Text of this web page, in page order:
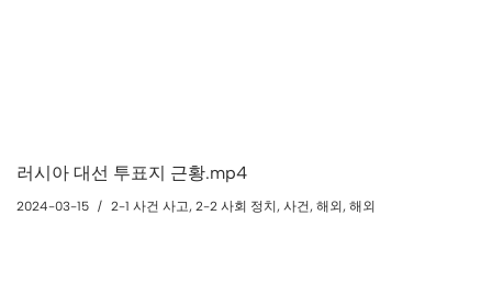
러시아 대선 투표지 근황.mp4
2024-03-15 2-1 사건 사고, 2-2 사회 정치, 사건, 해외, 해외